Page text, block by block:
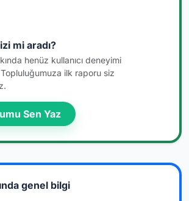
mi aradı?
henüz kullanıcı deneyimi
Topluluğumuza ilk raporu siz
Sen Yaz
genel bilgi